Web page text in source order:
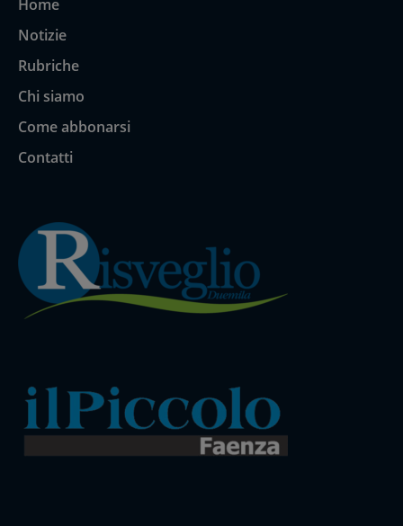
Home
Notizie
Rubriche
Chi siamo
Come abbonarsi
Contatti